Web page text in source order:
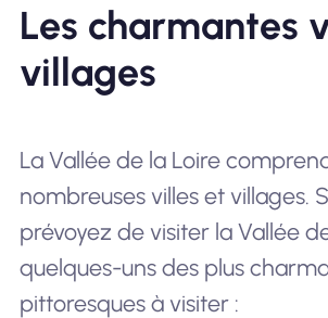
Les charmantes
villages
La Vallée de la Loire
nombreuses villes et villages.
prévoyez de visiter la Vallée
quelques-uns des plus
pittoresques à visiter :